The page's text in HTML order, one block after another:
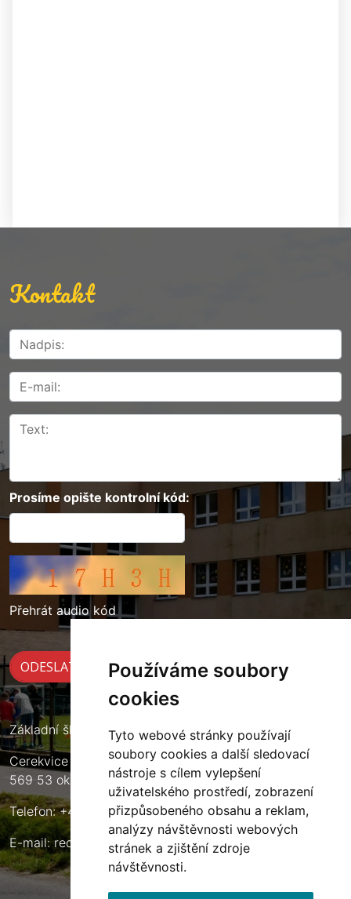
Používáme soubory
cookies
Tyto webové stránky používají
soubory cookies a další sledovací
nástroje s cílem vylepšení
uživatelského prostředí, zobrazení
přizpůsobeného obsahu a reklam,
analýzy návštěvnosti webových
stránek a zjištění zdroje
návštěvnosti.
Kontakt
Prosíme opište kontrolní kód:
Přehrát audio kód
Základní škola Cerekvice nad Loučnou
Cerekvice nad Loučnou 135
569 53 okres Svitavy
Telefon: +420 461 633 140
E-mail:reditel@zscerekvice.cz